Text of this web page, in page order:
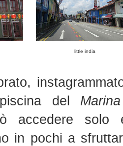
little india
del
accedere solo
in pochi a